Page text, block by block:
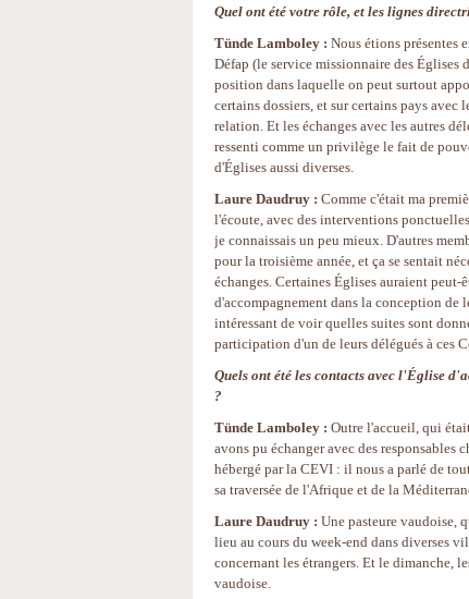
Quel ont été votre rôle, et les lignes
Tünde Lamboley : Nous étions présentes
Défap (le service missionnaire des Églises
position dans laquelle on peut surtout
certains dossiers, et sur certains pays avec
relation. Et les échanges avec les autres
ressenti comme un privilège le fait de
d'Églises aussi diverses.
Laure Daudruy : Comme c'était ma
l'écoute, avec des interventions
je connaissais un peu mieux. D'autres
pour la troisième année, et ça se sentait
échanges. Certaines Églises auraient peut-
d'accompagnement dans la conception de
intéressant de voir quelles suites sont
participation d'un de leurs délégués à ces
Quels ont été les contacts avec l'Église
?
Tünde Lamboley : Outre l'accueil, qui
avons pu échanger avec des responsables
hébergé par la CEVI : il nous a parlé de
sa traversée de l'Afrique et de la
Laure Daudruy : Une pasteure vaudoise,
lieu au cours du week-end dans diverses
concernant les étrangers. Et le dimanche,
vaudoise.